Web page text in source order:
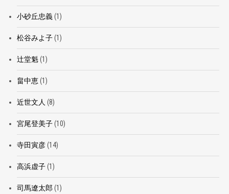
小砂丘忠義(1)
松谷みよ子(1)
辻堂魁(1)
畠中恵(1)
近世文人 (8)
宮尾登美子(10)
寺田寅彦(14)
高浜虚子(1)
司馬遼太郎 (1)